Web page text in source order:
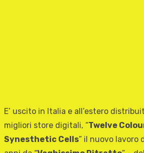
E’ uscito in Italia e all’estero
migliori store digitali, “Twelve
Synesthetic Cells” il nuovo lavoro